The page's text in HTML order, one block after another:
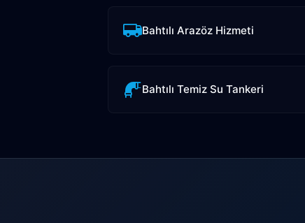
Bahtılı Arazöz Hizmeti
Bahtılı Temiz Su Tankeri